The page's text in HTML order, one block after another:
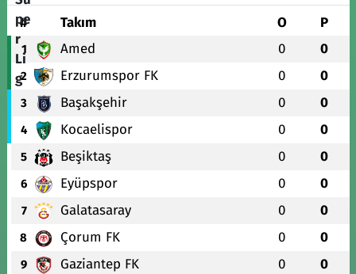
# Takım O P
1 Amed 0 0
2 Erzurumspor FK 0 0
3 Başakşehir 0 0
4 Kocaelispor 0 0
5 Beşiktaş 0 0
6 Eyüpspor 0 0
7 Galatasaray 0 0
8 Çorum FK 0 0
9 Gaziantep FK 0 0